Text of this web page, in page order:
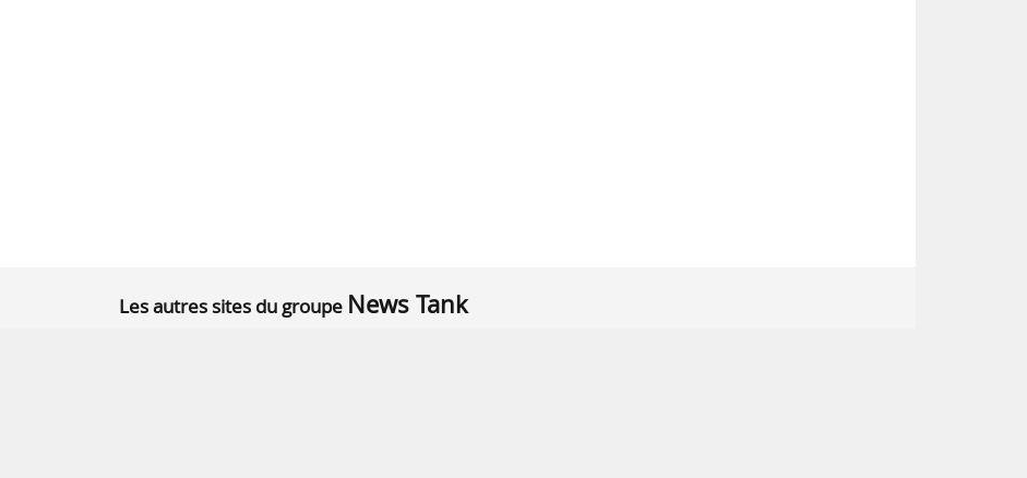
Les autres sites du groupe News Tank